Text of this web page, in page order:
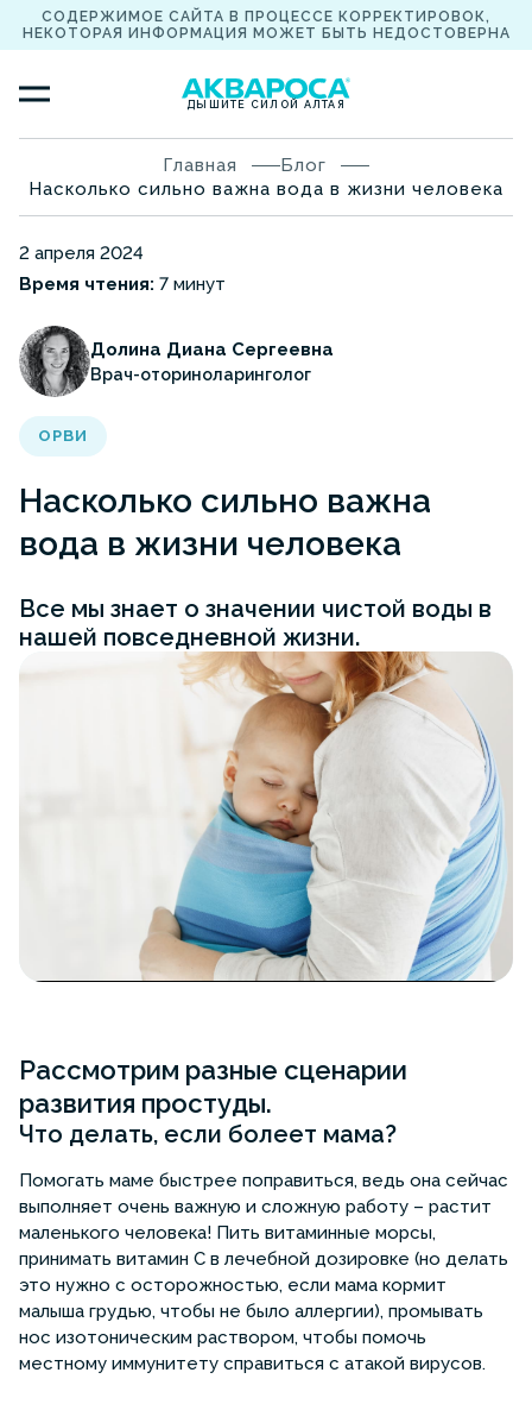
СОДЕРЖИМОЕ САЙТА В ПРОЦЕССЕ КОРРЕКТИРОВОК,
НЕКОТОРАЯ ИНФОРМАЦИЯ МОЖЕТ БЫТЬ НЕДОСТОВЕРНА
ДЫШИТЕ СИЛОЙ АЛТАЯ
Главная
Блог
Насколько сильно важна вода в жизни человека
2 апреля 2024
Время чтения: 7 минут
Долина Диана Сергеевна
Врач-оториноларинголог
ОРВИ
Насколько сильно важна
вода в жизни человека
Все мы знает о значении чистой воды в
нашей повседневной жизни.
Рассмотрим разные сценарии
развития простуды.
Что делать, если болеет мама?
Помогать маме быстрее поправиться, ведь она сейчас
выполняет очень важную и сложную работу – растит
маленького человека! Пить витаминные морсы,
принимать витамин С в лечебной дозировке (но делать
это нужно с осторожностью, если мама кормит
малыша грудью, чтобы не было аллергии), промывать
нос изотоническим раствором, чтобы помочь
местному иммунитету справиться с атакой вирусов.